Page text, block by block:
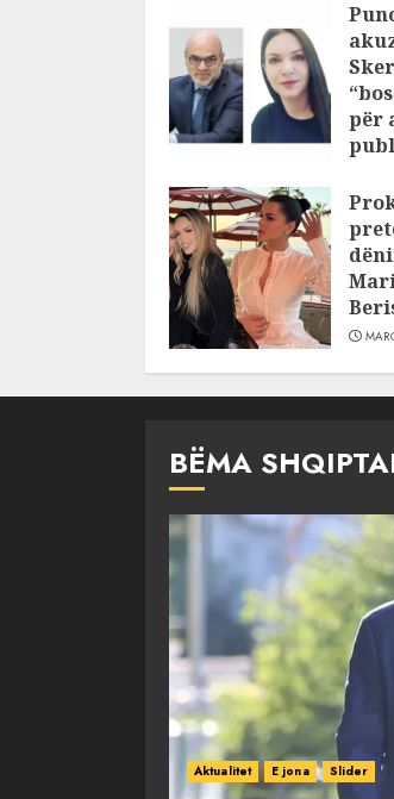
për
BËMA
Aktualitet E jona Slider